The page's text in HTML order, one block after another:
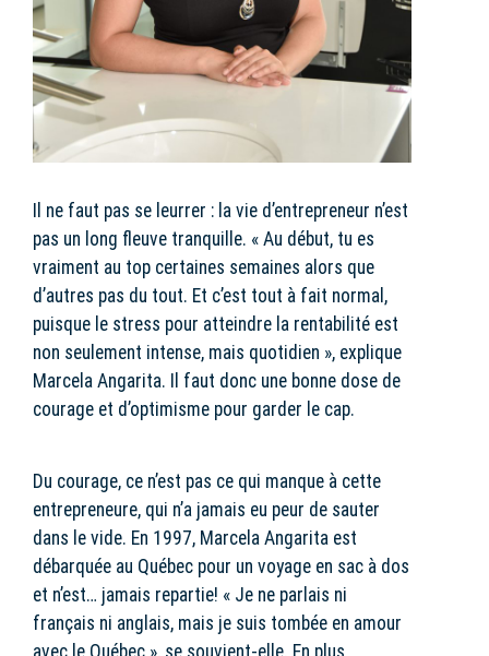
Il ne faut pas se leurrer : la vie d’entrepreneur n’est
pas un long fleuve tranquille. « Au début, tu es
vraiment au top certaines semaines alors que
d’autres pas du tout. Et c’est tout à fait normal,
puisque le stress pour atteindre la rentabilité est
non seulement intense, mais quotidien », explique
Marcela Angarita. Il faut donc une bonne dose de
courage et d’optimisme pour garder le cap.
Du courage, ce n’est pas ce qui manque à cette
entrepreneure, qui n’a jamais eu peur de sauter
dans le vide. En 1997, Marcela Angarita est
débarquée au Québec pour un voyage en sac à dos
et n’est… jamais repartie! « Je ne parlais ni
français ni anglais, mais je suis tombée en amour